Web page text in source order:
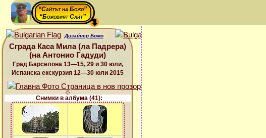
“Сайтът на Божо”
“Божовият Сайт”
Дизайнер Божо
Сграда Каса Мила (ла Падрера)
(на Антонио Гадуди)
Град Барселона 13—15, 29 и 30 юли,
Испанска екскурзия 12—30 юли 2015
Снимки в албума (41):